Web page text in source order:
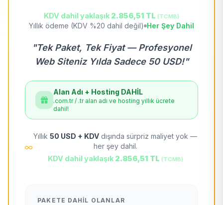
KDV dahil yaklaşık 2.856,51 TL (TCMB)
Yıllık ödeme (KDV %20 dahil değil) Her Şey Dahil
"Tek Paket, Tek Fiyat — Profesyonel
Web Siteniz Yılda Sadece 50 USD!"
Alan Adı + Hosting DAHİL
.com.tr / .tr alan adı ve hosting yıllık ücrete
dahil!
Yıllık 50 USD + KDV dışında sürpriz maliyet yok —
her şey dahil.
KDV dahil yaklaşık 2.856,51 TL (TCMB)
PAKETE DAHIL OLANLAR